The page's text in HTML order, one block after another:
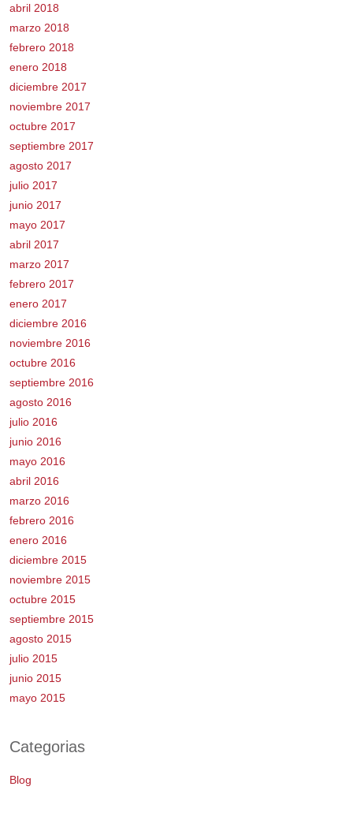
abril 2018
marzo 2018
febrero 2018
enero 2018
diciembre 2017
noviembre 2017
octubre 2017
septiembre 2017
agosto 2017
julio 2017
junio 2017
mayo 2017
abril 2017
marzo 2017
febrero 2017
enero 2017
diciembre 2016
noviembre 2016
octubre 2016
septiembre 2016
agosto 2016
julio 2016
junio 2016
mayo 2016
abril 2016
marzo 2016
febrero 2016
enero 2016
diciembre 2015
noviembre 2015
octubre 2015
septiembre 2015
agosto 2015
julio 2015
junio 2015
mayo 2015
Categorias
Blog